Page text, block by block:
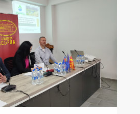
за нашата грижа кон
и граѓаните на општина
природата е наша […]